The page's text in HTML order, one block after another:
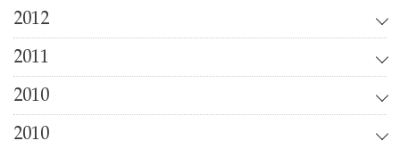
2012
2011
2010
2010